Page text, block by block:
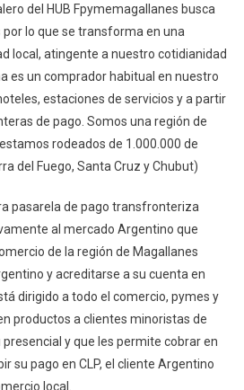
del HUB Fpymemagallanes busca
lo que se transforma en una
local, atingente a nuestro cotidianidad
es un comprador habitual en nuestro
estaciones de servicios y a partir
de pago. Somos una región de
rodeados de 1.000.000 de
del Fuego, Santa Cruz y Chubut)
pasarela de pago transfronteriza
al mercado Argentino que
de la región de Magallanes
y acreditarse a su cuenta en
dirigido a todo el comercio, pymes y
productos a clientes minoristas de
y que les permite cobrar en
su pago en CLP, el cliente Argentino
local.